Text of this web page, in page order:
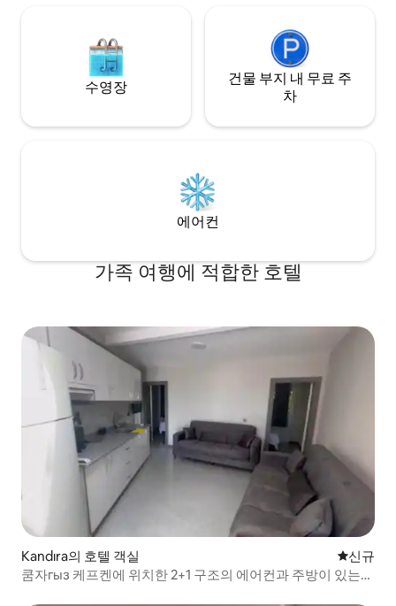
수영장
건물 부지 내 무료 주
차
에어컨
가족 여행에 적합한 호텔
Kandıra의 호텔 객실 신규 숙소
신규
쿰자гыз 케프켄에 위치한 2+1 구조의 에어컨과 주방이 있는